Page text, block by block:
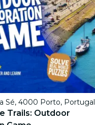
Sé, 4000 Porto, Portugal
Trails: Outdoor